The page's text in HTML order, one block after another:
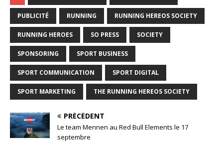
PUBLICITÉ RUNNING RUNNING HEREOS SOCIETY
RUNNING HEROES SO PRESS SOCIETY
SPONSORING SPORT BUSINESS
SPORT COMMUNICATION SPORT DIGITAL
SPORT MARKETING THE RUNNING HEREOS SOCIETY
PRÉCÉDENT
Le team Mennen au Red Bull Elements le 17
septembre